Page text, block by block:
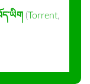
(Torrent,